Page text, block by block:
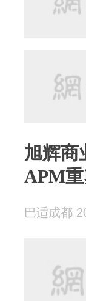
旭辉商
APM
巴适成都